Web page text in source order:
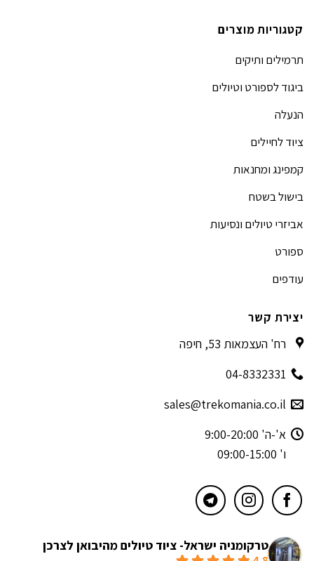
קטגוריות מוצרים
תרמילים ותיקים
ביגוד לספורט וטיולים
הנעלה
ציוד לחיילים
קמפינג ומחנאות
בישול בשטח
אביזרי טיולים ונסיעות
ספורט
עודפים
יצירת קשר
רח' העצמאות 53, חיפה
04-8332331
sales@trekomania.co.il
א'-ה' 9:00-20:00
ו' 09:00-15:00
טרקומניה ישראל- ציוד טיולים מהיבואן לצרכן